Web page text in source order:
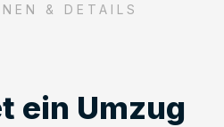
& DETAILS
ein Umzug